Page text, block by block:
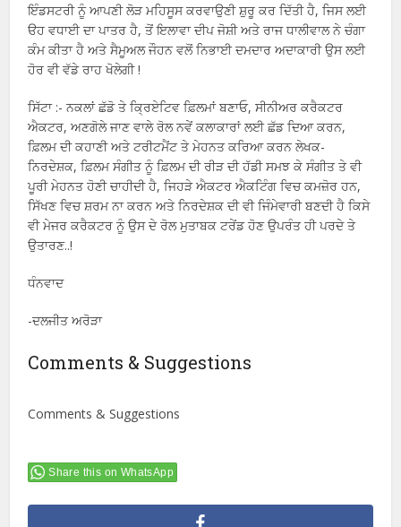
ਇੰਡਸਟਰੀ ਨੂੰ ਆਪਣੀ ਲੋੜ ਮਹਿਸੂਸ ਕਰਵਾਉਣੀ ਸ਼ੁਰੂ ਕਰ ਦਿੱਤੀ ਹੈ, ਜਿਸ ਲਈ
ੳਹ ਵਧਾਈ ਦਾ ਪਾਤਰ ਹੈ, ਤੋਂ ਇਲਾਵਾ ਦੀਪ ਜੋਸ਼ੀ ਅਤੇ ਰਾਜ ਧਾਲੀਵਾਲ ਨੇ ਚੰਗਾ
ਕੰਮ ਕੀਤਾ ਹੈ ਅਤੇ ਸੈਮੂਅਲ ਜੌਹਨ ਵਲੋਂ ਨਿਭਾਈ ਦਮਦਾਰ ਅਦਾਕਾਰੀ ਉਸ ਲਈ
ਹੋਰ ਵੀ ਵੱਡੇ ਰਾਹ ਖੋਲੇਗੀ !
ਸਿੱਟਾ :- ਨਕਲਾਂ ਛੱਡੋ ਤੇ ਕ੍ਰਿਏਟਿਵ ਫ਼ਿਲਮਾਂ ਬਣਾਓ, ਸੀਨੀਅਰ ਕਰੈਕਟਰ
ਐਕਟਰ, ਅਣਗੋਲੇ ਜਾਣ ਵਾਲੇ ਰੋਲ ਨਵੇਂ ਕਲਾਕਾਰਾਂ ਲਈ ਛੱਡ ਦਿਆ ਕਰਨ,
ਫ਼ਿਲਮ ਦੀ ਕਹਾਣੀ ਅਤੇ ਟਰੀਟਮੈਂਟ ਤੇ ਮੇਹਨਤ ਕਰਿਆ ਕਰਨ ਲੇਖਕ-
ਨਿਰਦੇਸ਼ਕ, ਫ਼ਿਲਮ ਸੰਗੀਤ ਨੂੰ ਫ਼ਿਲਮ ਦੀ ਰੀੜ ਦੀ ਹੱਡੀ ਸਮਝ ਕੇ ਸੰਗੀਤ ਤੇ ਵੀ
ਪੂਰੀ ਮੇਹਨਤ ਹੋਣੀ ਚਾਹੀਦੀ ਹੈ, ਜਿਹੜੇ ਐਕਟਰ ਐਕਟਿੰਗ ਵਿਚ ਕਮਜ਼ੋਰ ਹਨ,
ਸਿੱਖਣ ਵਿਚ ਸ਼ਰਮ ਨਾ ਕਰਨ ਅਤੇ ਨਿਰਦੇਸ਼ਕ ਦੀ ਵੀ ਜਿੰਮੇਵਾਰੀ ਬਣਦੀ ਹੈ ਕਿਸੇ
ਵੀ ਮੇਜਰ ਕਰੈਕਟਰ ਨੂੰ ਉਸ ਦੇ ਰੋਲ ਮੁਤਾਬਕ ਟਰੇਂਡ ਹੋਣ ਉਪਰੰਤ ਹੀ ਪਰਦੇ ਤੇ
ਉਤਾਰਣ..!
ਧੰਨਵਾਦ
-ਦਲਜੀਤ ਅਰੋੜਾ
Comments & Suggestions
Comments & Suggestions
Share this on WhatsApp